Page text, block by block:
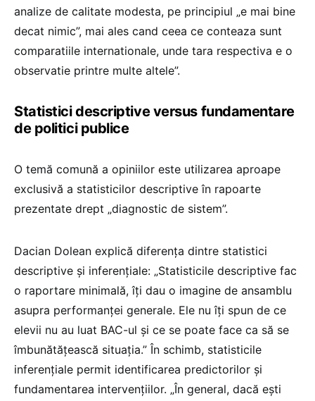
analize de calitate modesta, pe principiul „e mai bine
decat nimic”, mai ales cand ceea ce conteaza sunt
comparatiile internationale, unde tara respectiva e o
observatie printre multe altele”.
Statistici descriptive versus fundamentare
de politici publice
O temă comună a opiniilor este utilizarea aproape
exclusivă a statisticilor descriptive în rapoarte
prezentate drept „diagnostic de sistem”.
Dacian Dolean explică diferența dintre statistici
descriptive și inferențiale: „Statisticile descriptive fac
o raportare minimală, îți dau o imagine de ansamblu
asupra performanței generale. Ele nu îți spun de ce
elevii nu au luat BAC-ul și ce se poate face ca să se
îmbunătățească situația.” În schimb, statisticile
inferențiale permit identificarea predictorilor și
fundamentarea intervențiilor. „În general, dacă ești